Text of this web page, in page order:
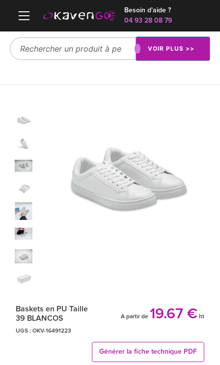
Besoin d'aide ?
04 93 28 08 79
VOIR PLUS >>
Baskets en PU Taille
39 BLANCOS
A partir de 19.67 € ht
UGS : OKV-16491223
Générer la fiche technique PDF